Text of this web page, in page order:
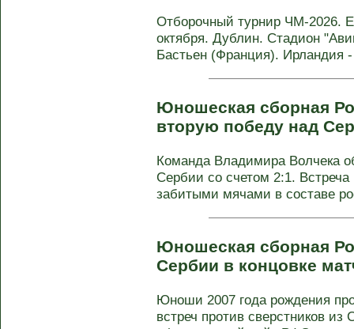
Отборочный турнир ЧМ-2026.
октября. Дублин. Стадион
Бастьен (Франция). Ирландия
Юношеская сборная
вторую победу над
Команда Владимира Волчека
Сербии со счетом 2:1.
забитыми мячами в составе
Юношеская сборная
Сербии в концовке
Юноши 2007 года рождения
встреч против сверстников